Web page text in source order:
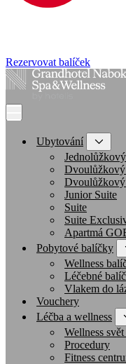
Rezervovat balíček
Ubytování
Junior Suite
Suite
Suite
Apartmá
Pobytové balíčky
Wellness
Léčebné
Vlakem do
Vouchery
Léčba a wellness
Wellness
Procedury
Fitness